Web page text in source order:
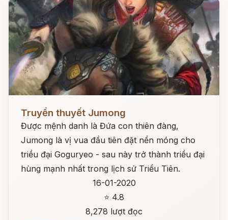
Đọc ngay
Truyền thuyết Jumong
Được mệnh danh là Đứa con thiên đàng,
Jumong là vị vua đầu tiên đặt nền móng cho
triều đại Goguryeo - sau này trở thành triều đại
hùng mạnh nhất trong lịch sử Triều Tiên.
16-01-2020
⭐ 4.8
8,278 lượt đọc